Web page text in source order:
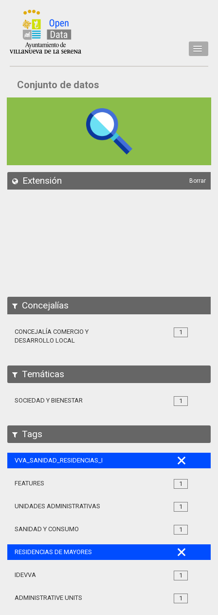
Inicio
Datos
API
Conjunto de datos
Extensión Borrar
Concejalías
1
CONCEJALÍA COMERCIO Y
DESARROLLO LOCAL
Temáticas
1
SOCIEDAD Y BIENESTAR
Tags
VVA_SANIDAD_RESIDENCIAS_MAYORES_105
1
FEATURES
1
UNIDADES ADMINISTRATIVAS
1
SANIDAD Y CONSUMO
RESIDENCIAS DE MAYORES
1
IDEVVA
1
ADMINISTRATIVE UNITS